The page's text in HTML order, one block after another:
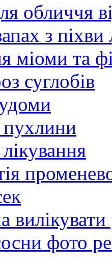
обличчя
з
міоми та
суглобів
фото